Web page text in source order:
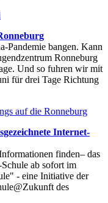
Pandemie bangen. Kann
Ronneburg
Und so fuhren wir mit
für drei Tage Richtung
auf die Ronneburg
Internet-
finden– das
ab sofort im
- eine Initiative der
des